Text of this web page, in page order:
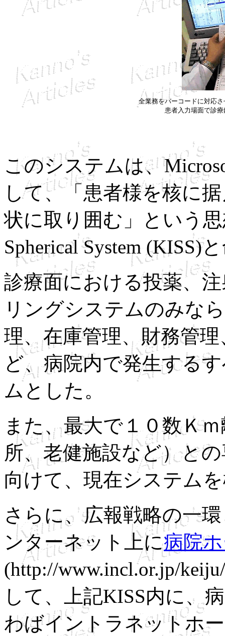
全業務をバーコードに対応
患者入力場面で診
このシステムは、
して、「患者様を核に
状に取り囲む」という
Spherical System (KISS)
診療面における投薬、
リングシステムのみな
理、在庫管理、財務管
ど、病院内で発生する
ムとした。
また、最大で１０数Ｋ
所、老健施設など）と
向けて、現在システム
さらに、広報戦略の一
ンターネット上に病院
(http://www.incl.or.jp/
して、上記KISS内に、
わばイントラネットホ